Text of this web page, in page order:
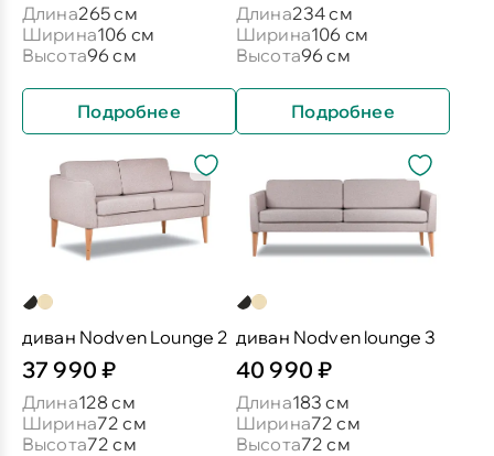
Длина265 см
Ширина106 см
Высота96 см
Подробнее
Длина234 см
Ширина106 см
Высота96 см
Подробнее
диван Nodven Lounge 2
37 990 ₽
Длина128 см
Ширина72 см
Высота72 см
диван Nodven lounge 3
40 990 ₽
Длина183 см
Ширина72 см
Высота72 см